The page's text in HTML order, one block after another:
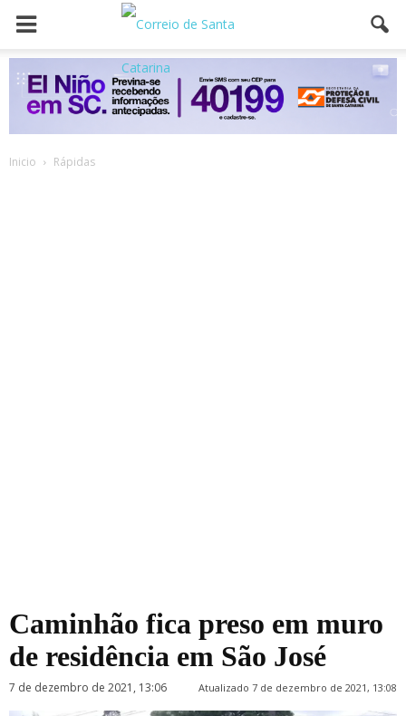
Inicio Rápidas
Caminhão fica preso em muro
de residência em São José
7 de dezembro de 2021, 13:06 Atualizado 7 de dezembro de 2021, 13:08